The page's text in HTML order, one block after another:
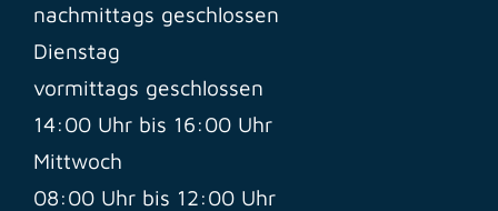
nachmittags geschlossen
Dienstag
vormittags geschlossen
14:00 Uhr bis 16:00 Uhr
Mittwoch
08:00 Uhr bis 12:00 Uhr